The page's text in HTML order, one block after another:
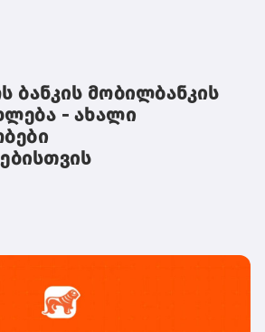
ბანკის მობილბანკის
- ახალი